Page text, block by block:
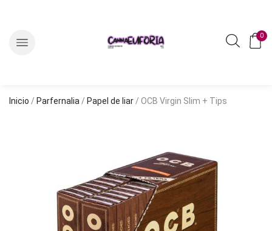
0
Inicio / Parfernalia / Papel de liar / OCB Virgin Slim + Tips